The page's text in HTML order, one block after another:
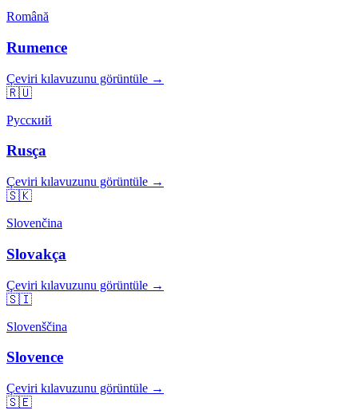
Română
Rumence
Çeviri kılavuzunu görüntüle →
🇷🇺
Русский
Rusça
Çeviri kılavuzunu görüntüle →
🇸🇰
Slovenčina
Slovakça
Çeviri kılavuzunu görüntüle →
🇸🇮
Slovenščina
Slovence
Çeviri kılavuzunu görüntüle →
🇸🇪